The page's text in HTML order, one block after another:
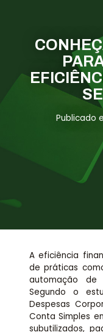
Publicado
A eficiência
de práticas
automação
Segundo o
Despesas
Conta Simples
subutilizados,